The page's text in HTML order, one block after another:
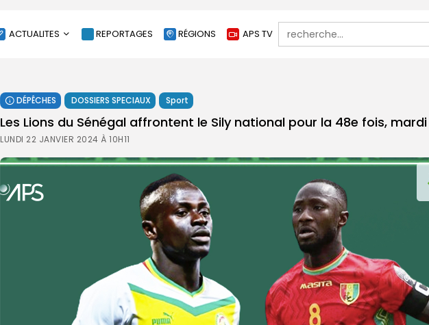
ACTUALITES
SOCIÉTÉ
ÉCONOMIE
CULTURE
SPORT
ENVIRONNEMENT
REPORTAGES RÉGIONS APS TV
Search
for:
DÉPÊCHES DOSSIERS SPECIAUX Sport
Les Lions du Sénégal affrontent le Sily national pour la 48e fois, mardi
LUNDI 22 JANVIER 2024 À 10H11